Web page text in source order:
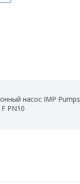
насос IMP Pumps
PN10